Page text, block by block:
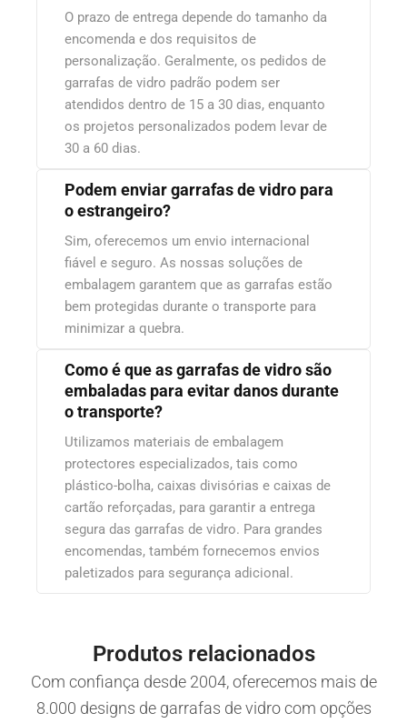
O prazo de entrega depende do tamanho da
encomenda e dos requisitos de
personalização. Geralmente, os pedidos de
garrafas de vidro padrão podem ser
atendidos dentro de 15 a 30 dias, enquanto
os projetos personalizados podem levar de
30 a 60 dias.
Podem enviar garrafas de vidro para
o estrangeiro?
Sim, oferecemos um envio internacional
fiável e seguro. As nossas soluções de
embalagem garantem que as garrafas estão
bem protegidas durante o transporte para
minimizar a quebra.
Como é que as garrafas de vidro são
embaladas para evitar danos durante
o transporte?
Utilizamos materiais de embalagem
protectores especializados, tais como
plástico-bolha, caixas divisórias e caixas de
cartão reforçadas, para garantir a entrega
segura das garrafas de vidro. Para grandes
encomendas, também fornecemos envios
paletizados para segurança adicional.
Produtos relacionados
Com confiança desde 2004, oferecemos mais de
8.000 designs de garrafas de vidro com opções